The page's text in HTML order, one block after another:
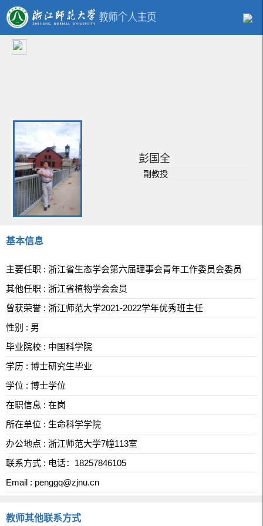
彭国全
副教授
基本信息
主要任职 : 浙江省生态学会第六届理事会青年工作委员会委员
其他任职 : 浙江省植物学会会员
曾获荣誉 : 浙江师范大学2021-2022学年优秀班主任
性别 : 男
毕业院校 : 中国科学院
学历 : 博士研究生毕业
学位 : 博士学位
在职信息 : 在岗
所在单位 : 生命科学学院
办公地点 : 浙江师范大学7幢113室
联系方式 : 电话：18257846105
Email : penggq@zjnu.cn
教师其他联系方式